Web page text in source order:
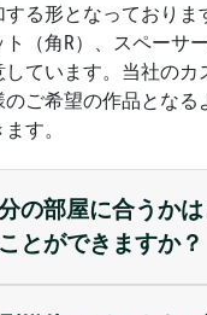
る形となっておりま
ト（角R）、スペーサ
しています。当社のカ
ご希望の作品となる
す。
の部屋に合うか
とができますか？